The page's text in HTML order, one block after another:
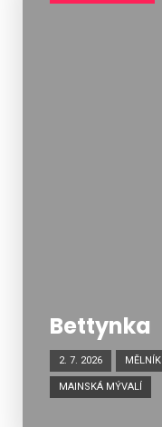
Bettynka
2. 7. 2026 MĚLNÍK
MAINSKÁ MÝVALÍ